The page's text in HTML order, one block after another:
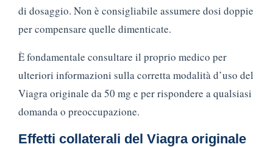
di dosaggio. Non è consigliabile assumere dosi doppie
per compensare quelle dimenticate.
È fondamentale consultare il proprio medico per
ulteriori informazioni sulla corretta modalità d’uso del
Viagra originale da 50 mg e per rispondere a qualsiasi
domanda o preoccupazione.
Effetti collaterali del Viagra originale